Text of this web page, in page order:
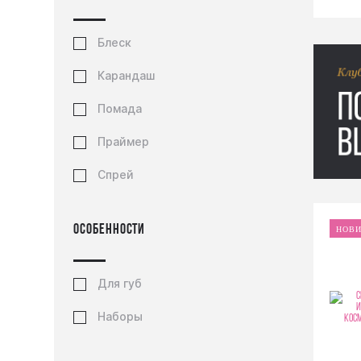
Блеск
Карандаш
Помада
Праймер
Спрей
Особенности
Для губ
Наборы